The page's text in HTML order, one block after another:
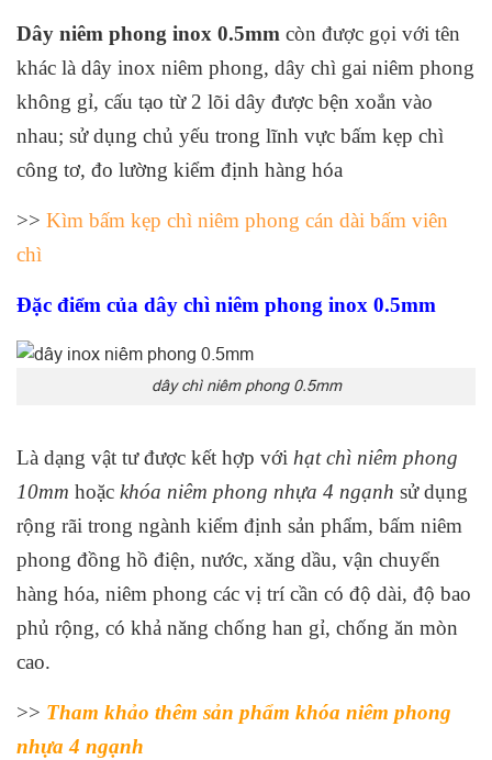
Dây niêm phong inox 0.5mm còn được gọi với tên
khác là dây inox niêm phong, dây chì gai niêm phong
không gỉ, cấu tạo từ 2 lõi dây được bện xoắn vào
nhau; sử dụng chủ yếu trong lĩnh vực bấm kẹp chì
công tơ, đo lường kiểm định hàng hóa
>> Kìm bấm kẹp chì niêm phong cán dài bấm viên
chì
Đặc điểm của dây chì niêm phong inox 0.5mm
dây chì niêm phong 0.5mm
Là dạng vật tư được kết hợp với hạt chì niêm phong
10mm hoặc khóa niêm phong nhựa 4 ngạnh sử dụng
rộng rãi trong ngành kiểm định sản phẩm, bấm niêm
phong đồng hồ điện, nước, xăng dầu, vận chuyển
hàng hóa, niêm phong các vị trí cần có độ dài, độ bao
phủ rộng, có khả năng chống han gỉ, chống ăn mòn
cao.
>> Tham khảo thêm sản phẩm khóa niêm phong
nhựa 4 ngạnh